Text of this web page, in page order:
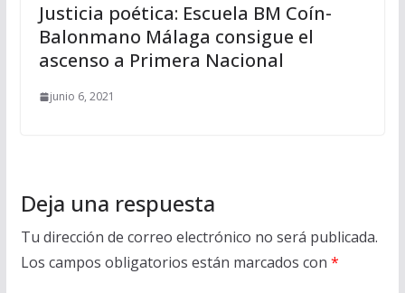
Justicia poética: Escuela BM Coín-
Balonmano Málaga consigue el
ascenso a Primera Nacional
junio 6, 2021
Deja una respuesta
Tu dirección de correo electrónico no será publicada.
Los campos obligatorios están marcados con *